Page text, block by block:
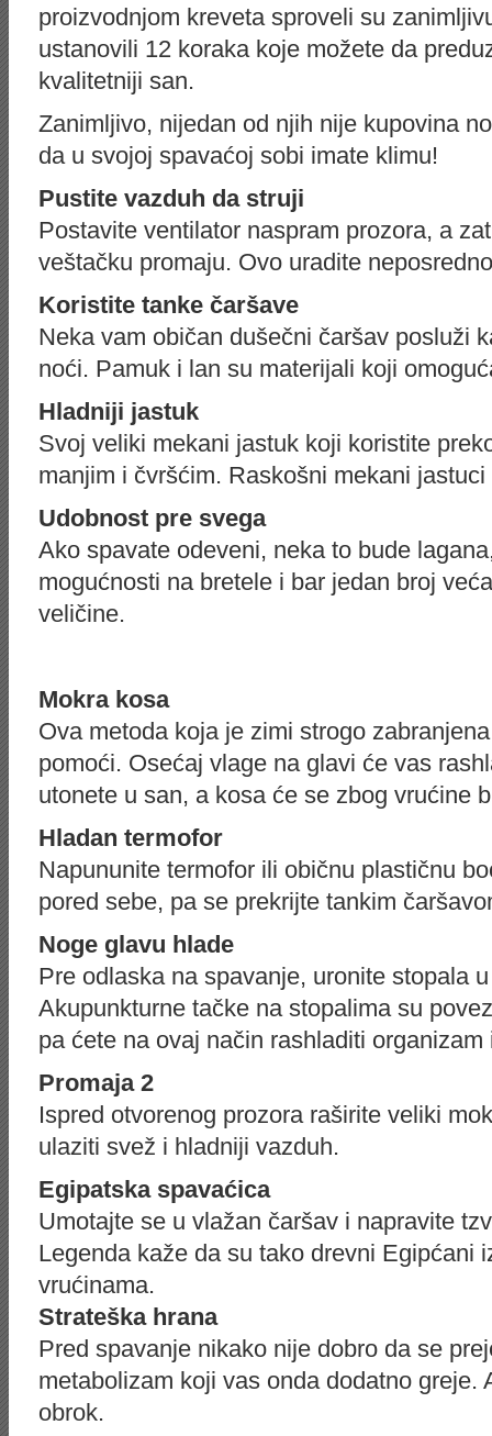
proizvodnjom kreveta sproveli su
ustanovili 12 koraka koje možete da
kvalitetniji san.
Zanimljivo, nijedan od njih nije kupovina
da u svojoj spavaćoj sobi imate klimu!
Pustite vazduh da struji
Postavite ventilator naspram prozora, a
veštačku promaju. Ovo uradite
Koristite tanke čaršave
Neka vam običan dušečni čaršav posluži
noći. Pamuk i lan su materijali koji
Hladniji jastuk
Svoj veliki mekani jastuk koji koristite
manjim i čvršćim. Raskošni mekani
Udobnost pre svega
Ako spavate odeveni, neka to bude
mogućnosti na bretele i bar jedan broj
veličine.
Mokra kosa
Ova metoda koja je zimi strogo
pomoći. Osećaj vlage na glavi će vas
utonete u san, a kosa će se zbog vrućine
Hladan termofor
Napununite termofor ili običnu plastičnu
pored sebe, pa se prekrijte tankim
Noge glavu hlade
Pre odlaska na spavanje, uronite stopala
Akupunkturne tačke na stopalima su
pa ćete na ovaj način rashladiti organizam
Promaja 2
Ispred otvorenog prozora raširite veliki
ulaziti svež i hladniji vazduh.
Egipatska spavaćica
Umotajte se u vlažan čaršav i napravite
Legenda kaže da su tako drevni Egipćani
vrućinama.
Strateška hrana
Pred spavanje nikako nije dobro da se
metabolizam koji vas onda dodatno greje.
obrok.